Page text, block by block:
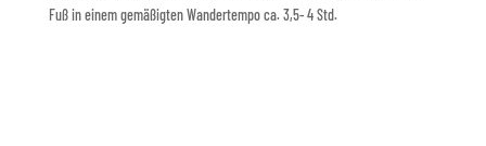
Fuß in einem gemäßigten Wandertempo ca. 3,5- 4 Std.